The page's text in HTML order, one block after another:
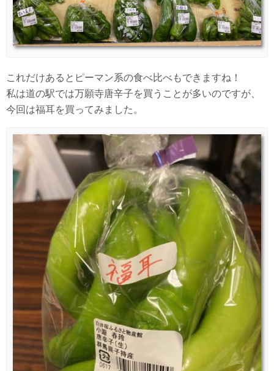
これだけあるとピーマン系の食べ比べもできますね！
私は道の駅では万願寺唐辛子を買うことが多いのですが、
今回は福耳を買ってみました。